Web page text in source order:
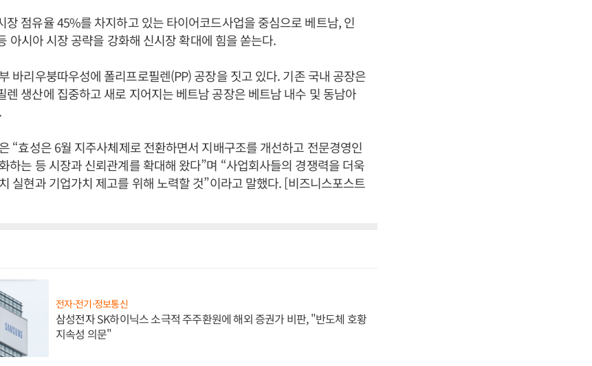
장 점유율 45%를 차지하고 있는 타이어코드사업을 중심으로 베트남, 인
아시아 시장 공략을 강화해 신시장 확대에 힘을 쏟는다.
바리우붕따우성에 폴리프로필렌(PP) 공장을 짓고 있다. 기존 국내 공장은
렌 생산에 집중하고 새로 지어지는 베트남 공장은 베트남 내수 및 동남아
“효성은 6월 지주사체제로 전환하면서 지배구조를 개선하고 전문경영인
하는 등 시장과 신뢰관계를 확대해 왔다”며 “사업회사들의 경쟁력을 더욱
실현과 기업가치 제고를 위해 노력할 것”이라고 말했다. [비즈니스포스트
전자·전기·정보통신
삼성전자 SK하이닉스 소극적 주주환원에 해외 증권가 비판, "반도체 호황
지속성 의문"